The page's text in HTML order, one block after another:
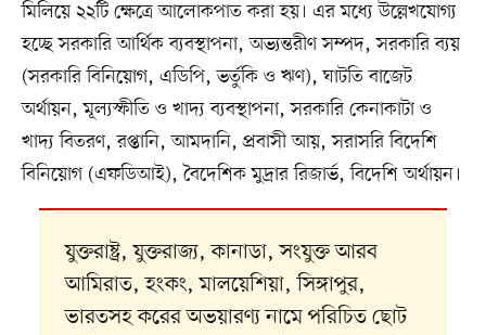
মিলিয়ে ২২টি ক্ষেত্রে আলোকপাত করা হয়। এর মধ্যে উল্লেখযোগ্য
হচ্ছে সরকারি আর্থিক ব্যবস্থাপনা, অভ্যন্তরীণ সম্পদ, সরকারি ব্যয়
(সরকারি বিনিয়োগ, এডিপি, ভর্তুকি ও ঋণ), ঘাটতি বাজেট
অর্থায়ন, মূল্যস্ফীতি ও খাদ্য ব্যবস্থাপনা, সরকারি কেনাকাটা ও
খাদ্য বিতরণ, রপ্তানি, আমদানি, প্রবাসী আয়, সরাসরি বিদেশি
বিনিয়োগ (এফডিআই), বৈদেশিক মুদ্রার রিজার্ভ, বিদেশি অর্থায়ন।
যুক্তরাষ্ট্র, যুক্তরাজ্য, কানাডা, সংযুক্ত আরব
আমিরাত, হংকং, মালয়েশিয়া, সিঙ্গাপুর,
ভারতসহ করের অভয়ারণ্য নামে পরিচিত ছোট